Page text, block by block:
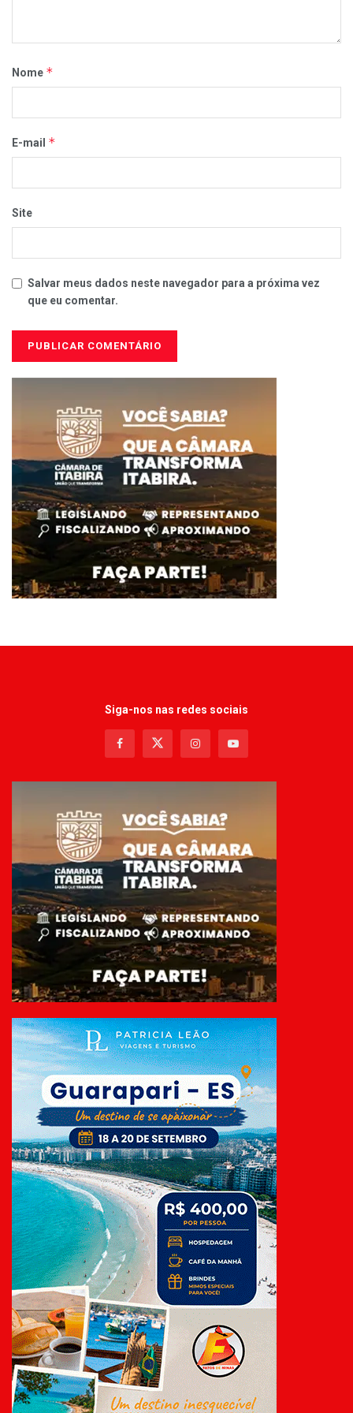
Nome *
E-mail *
Site
Salvar meus dados neste navegador para a próxima vez
que eu comentar.
Siga-nos nas redes sociais